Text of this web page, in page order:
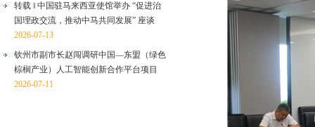
转载 ‖ 中国驻马来西亚使馆举办 “促进治
国理政交流，推动中马共同发展” 座谈
2026-07-13
钦州市副市长赵闯调研中国—东盟（绿色
棕榈产业）人工智能创新合作平台项目
2026-07-11